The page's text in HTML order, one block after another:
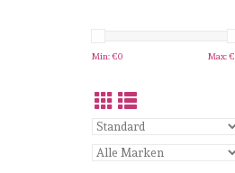
Min: €0 Max: €